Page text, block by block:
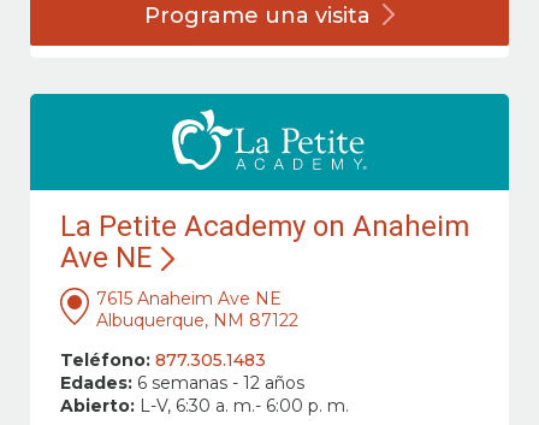
Programe una visita
La Petite Academy on Anaheim
Ave NE
7615 Anaheim Ave NE
Albuquerque, NM 87122
Teléfono: 877.305.1483
Edades: 6 semanas - 12 años
Abierto: L-V, 6:30 a. m.- 6:00 p. m.